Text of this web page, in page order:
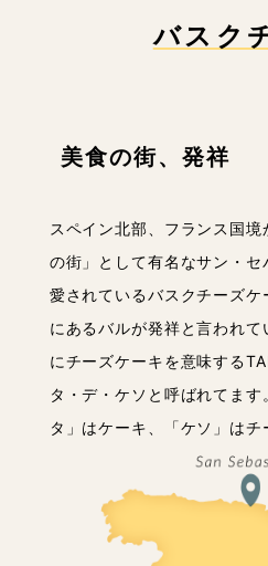
バスク
美食の街、発祥
スペイン北部、フランス国
の街」として有名なサン・
愛されているバスクチーズ
にあるバルが発祥と言われ
にチーズケーキを意味する
タ・デ・ケソと呼ばれてま
タ」はケーキ、「ケソ」はチ